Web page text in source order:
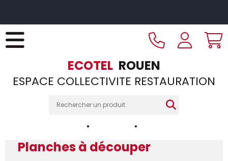
ECOTEL ROUEN
ESPACE COLLECTIVITE RESTAURATION
Planches à découper